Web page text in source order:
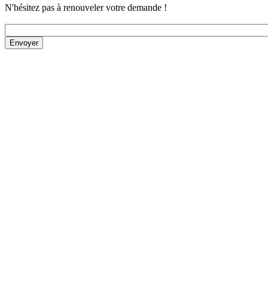
N'hésitez pas à renouveler votre demande !